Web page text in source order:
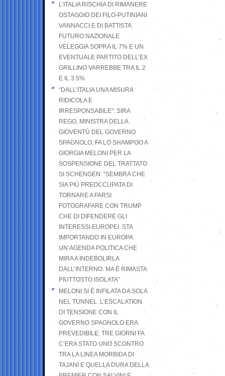
L’ITALIA RISCHIA DI RIMANERE
OSTAGGIO DEI FILO-PUTINIANI
VANNACCI E DI BATTISTA.
FUTURO NAZIONALE
VELEGGIA SOPRA IL 7% E UN
EVENTUALE PARTITO DELL’EX
GRILLINO VARREBBE TRA IL 2
E IL 3.5%
“DALL’ITALIA UNA MISURA
RIDICOLA E
IRRESPONSABILE”: SIRA
REGO, MINISTRA DELLA
GIOVENTÙ DEL GOVERNO
SPAGNOLO, FA LO SHAMPOO A
GIORGIA MELONI PER LA
SOSPENSIONE DEL TRATTATO
SI SCHENGEN: “SEMBRA CHE
SIA PIÙ PREOCCUPATA DI
TORNARE A FARSI
FOTOGRAFARE CON TRUMP
CHE DI DIFENDERE GLI
INTERESSI EUROPEI. STA
IMPORTANDO IN EUROPA
UN’AGENDA POLITICA CHE
MIRA A INDEBOLIRLA
DALL’INTERNO. MA È RIMASTA
PIUTTOSTO ISOLATA”
MELONI SI È INFILATA DA SOLA
NEL TUNNEL. L’ESCALATION
DI TENSIONE CON IL
GOVERNO SPAGNOLO ERA
PREVEDIBILE: TRE GIORNI FA
C’ERA STATO UNO SCONTRO
TRA LA LINEA MORBIDA DI
TAJANI E QUELLA DURA DELLA